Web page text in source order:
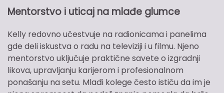
Mentorstvo i uticaj na mlađe glumce
Kelly redovno učestvuje na radionicama i panelima
gde deli iskustva o radu na televiziji i u filmu. Njeno
mentorstvo uključuje praktične savete o izgradnji
likova, upravljanju karijerom i profesionalnom
ponašanju na setu. Mlađi kolege često ističu da im je